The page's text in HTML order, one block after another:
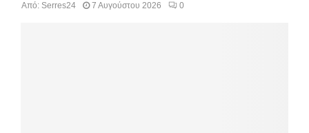
Από: Serres24 7 Αυγούστου 2026 0